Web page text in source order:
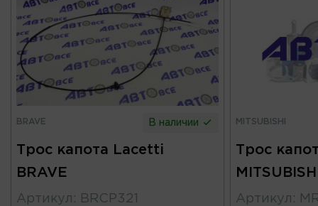
BRAVE В наличии
Трос капота Lacetti
BRAVE
Артикул :
BRCP321
MITSUBISHI
Трос
Артикул :